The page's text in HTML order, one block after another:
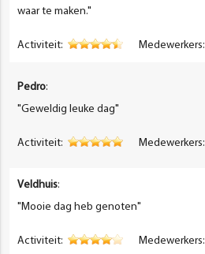
waar te maken."
Activiteit: Medewerkers:
Pedro:
"Geweldig leuke dag"
Activiteit: Medewerkers:
Veldhuis:
"Mooie dag heb genoten"
Activiteit: Medewerkers: